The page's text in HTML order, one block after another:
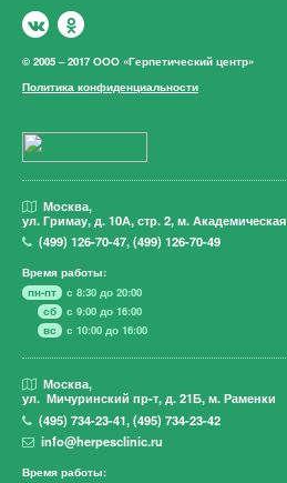
© 2005 – 2017 ООО «Герпетический центр»
Политика конфиденциальности
Москва,
ул. Гримау, д. 10А, стр. 2, м. Академическая
(499)126-70-47,(499)126-70-49
Время работы:
пн-пт
с 8:30 до 20:00
сб
с 9:00 до 16:00
вс
с 10:00 до 16:00
Москва,
ул. Мичуринский пр-т,д. 21Б, м. Раменки
(495)734-23-41,(495)734-23-42
info@herpesclinic.ru
Время работы: